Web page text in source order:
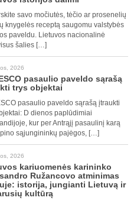
savo močiutės, tėčio ar prosenelių
knygelės receptą saugomu valstybės
paveldu. Lietuvos nacionalinė
šalies […]
2026
pasaulio paveldo sąrašą
trys objektai
pasaulio paveldo sąrašą įtraukti
D dienos paplūdimiai
kur per Antrąjį pasaulinį karą
sąjungininkų pajėgos, […]
2026
kariuomenės karininko
Ružancovo atminimas
istorija, jungianti Lietuvą ir
kultūrą